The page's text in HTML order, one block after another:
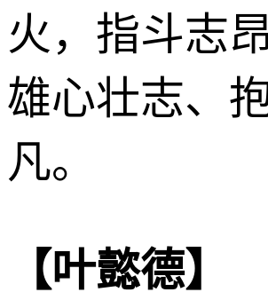
火 ，指斗志
雄心壮志、
凡。
【叶懿德】